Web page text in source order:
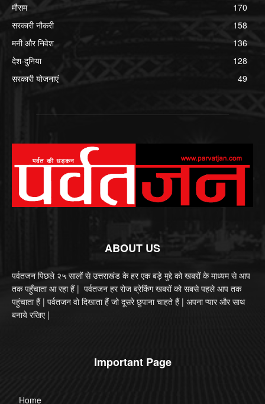
मौसम
170
सरकारी नौकरी
158
मनी और निवेश
136
देश-दुनिया
128
सरकारी योजनाएं
49
ABOUT US
पर्वतजन पिछले २५ सालों से उत्तराखंड के हर एक बड़े मुद्दे को खबरों के माध्यम से आप
तक पहुँचाता आ रहा हैं | पर्वतजन हर रोज ब्रेकिंग खबरों को सबसे पहले आप तक
पहुंचाता हैं | पर्वतजन वो दिखाता हैं जो दूसरे छुपाना चाहते हैं | अपना प्यार और साथ
बनाये रखिए |
Important Page
Home